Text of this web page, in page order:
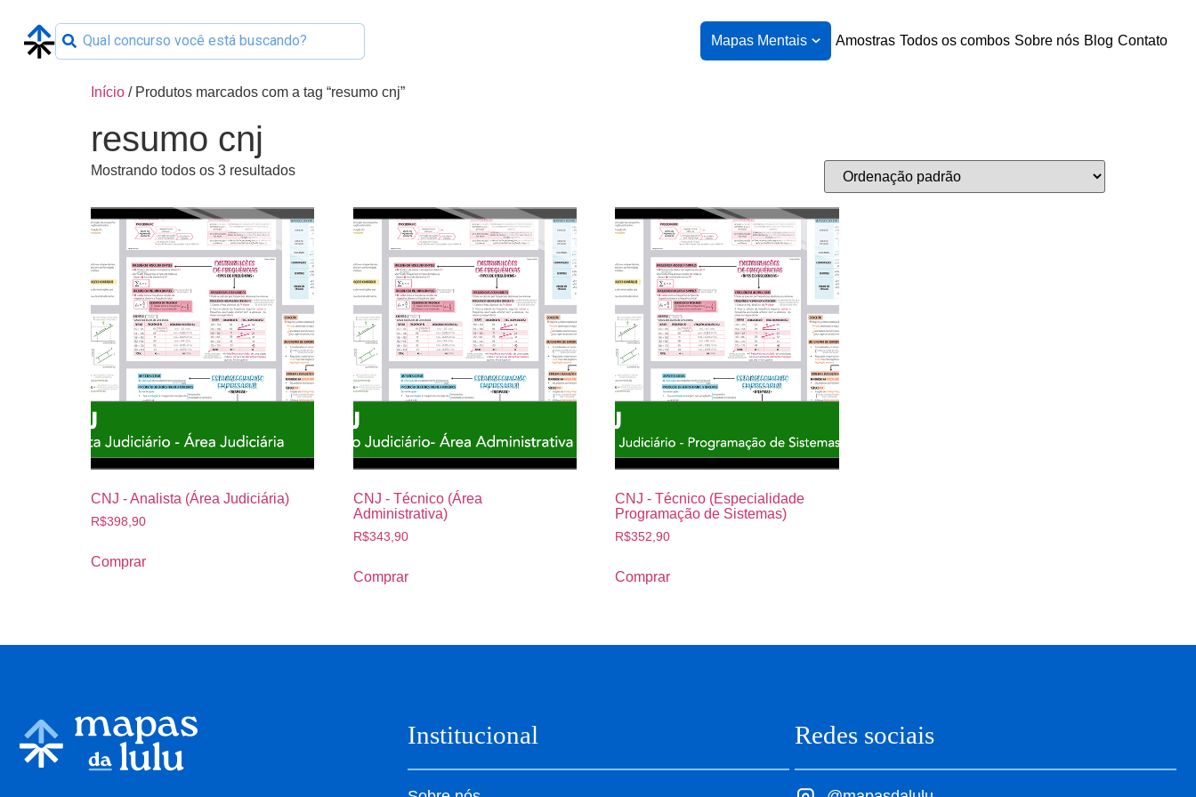
Mapas Mentais Amostras Todos os combos Sobre nós Blog Contato
Início / Produtos marcados com a tag “resumo cnj”
resumo cnj
Mostrando todos os 3 resultados
CNJ - Analista (Área Judiciária)
R$398,90
Comprar
CNJ - Técnico (Área
Administrativa)
R$343,90
Comprar
CNJ - Técnico (Especialidade
Programação de Sistemas)
R$352,90
Comprar
Institucional Redes sociais